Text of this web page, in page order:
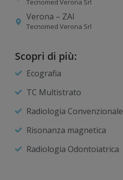
Tecnomed Verona Srl
Verona – ZAI
Tecnomed Verona Srl
Scopri di più:
Ecografia
TC Multistrato
Radiologia Convenzionale
Risonanza magnetica
Radiologia Odontoiatrica